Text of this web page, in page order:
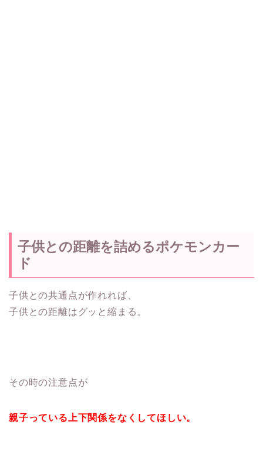
子供との距離を詰めるポケモンカー
ド
子供との共通点が作れれば、
子供との距離はグッと縮まる。
その時の注意点が
親子っている上下関係をなくしてほしい。